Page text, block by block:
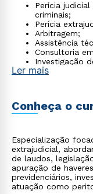
Perícia
criminais;
Perícia
Arbitragem;
Assistência
Consultoria
Investigação
Due diligence.
Ler mais
Conheça o
Especialização
extrajudicial,
de laudos,
apuração de
previdenciários,
atuação como